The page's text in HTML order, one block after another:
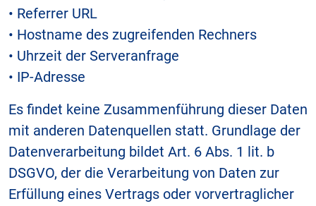
• Referrer URL
• Hostname des zugreifenden Rechners
• Uhrzeit der Serveranfrage
• IP-Adresse
Es findet keine Zusammenführung dieser Daten
mit anderen Datenquellen statt. Grundlage der
Datenverarbeitung bildet Art. 6 Abs. 1 lit. b
DSGVO, der die Verarbeitung von Daten zur
Erfüllung eines Vertrags oder vorvertraglicher